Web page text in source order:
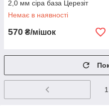
2,0 мм сіра база Церезіт
короїд
Немає в наявності
570 ₴/мішок
1